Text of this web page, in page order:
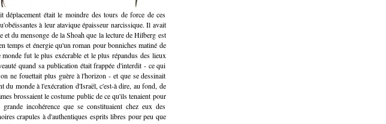
était le moindre des tours de force de ces
à leur atavique épaisseur narcissique. Il avait
du mensonge de la Shoah que la lecture de Hilberg est
temps et énergie qu'un roman pour bonniches matiné de
fut le plus exécrable et le plus répandus des lieux
quand sa publication était frappée d'interdit - ce qui
ne fouettait plus guère à l'horizon - et que se dessinait
du monde à l'exécration d'Israël, c'est-à dire, au fond, de
brossaient le costume public de ce qu'ils tenaient pour
incohérence que se constituaient chez eux des
crapules à d'authentiques esprits libres pour peu que